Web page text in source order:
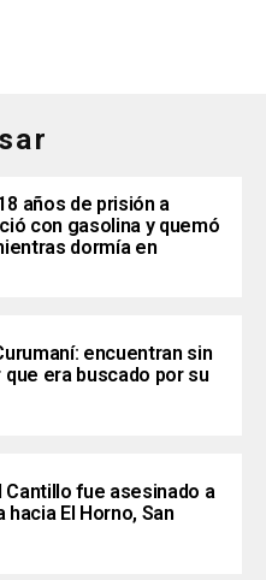
años de prisión a
con gasolina y quemó
dormía en
encuentran sin
era buscado por su
Cantillo fue asesinado a
El Horno, San